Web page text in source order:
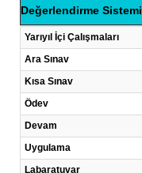
Değerlendirme Sistemi
Yarıyıl İçi Çalışmaları
Ara Sınav
Kısa Sınav
Ödev
Devam
Uygulama
Labaratuvar